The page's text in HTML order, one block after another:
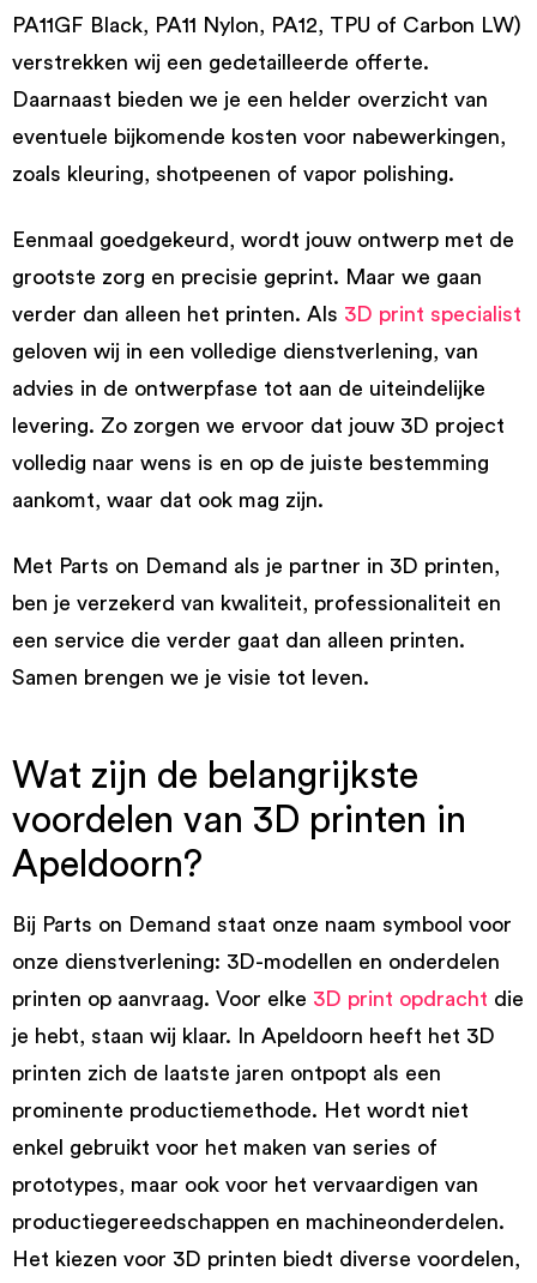
PA11GF Black, PA11 Nylon, PA12, TPU of Carbon LW)
verstrekken wij een gedetailleerde offerte.
Daarnaast bieden we je een helder overzicht van
eventuele bijkomende kosten voor nabewerkingen,
zoals kleuring, shotpeenen of vapor polishing.
Eenmaal goedgekeurd, wordt jouw ontwerp met de
grootste zorg en precisie geprint. Maar we gaan
verder dan alleen het printen. Als 3D print specialist
geloven wij in een volledige dienstverlening, van
advies in de ontwerpfase tot aan de uiteindelijke
levering. Zo zorgen we ervoor dat jouw 3D project
volledig naar wens is en op de juiste bestemming
aankomt, waar dat ook mag zijn.
Met Parts on Demand als je partner in 3D printen,
ben je verzekerd van kwaliteit, professionaliteit en
een service die verder gaat dan alleen printen.
Samen brengen we je visie tot leven.
Wat zijn de belangrijkste
voordelen van 3D printen in
Apeldoorn?
Bij Parts on Demand staat onze naam symbool voor
onze dienstverlening: 3D-modellen en onderdelen
printen op aanvraag. Voor elke 3D print opdracht die
je hebt, staan wij klaar. In Apeldoorn heeft het 3D
printen zich de laatste jaren ontpopt als een
prominente productiemethode. Het wordt niet
enkel gebruikt voor het maken van series of
prototypes, maar ook voor het vervaardigen van
productiegereedschappen en machineonderdelen.
Het kiezen voor 3D printen biedt diverse voordelen,